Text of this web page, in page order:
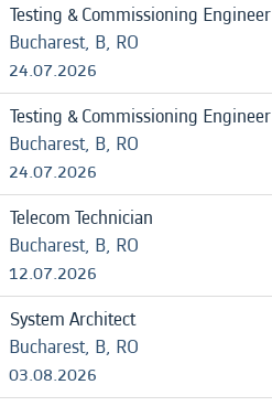
Testing & Commissioning Engineer
Bucharest, B, RO
24.07.2026
Testing & Commissioning Engineer
Bucharest, B, RO
24.07.2026
Telecom Technician
Bucharest, B, RO
12.07.2026
System Architect
Bucharest, B, RO
03.08.2026